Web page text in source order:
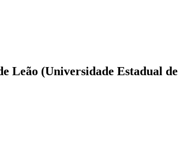
Leão (Universidade Estadual de